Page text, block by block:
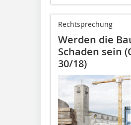
Rechtsprechung
Werden die
Schaden sein
30/18)